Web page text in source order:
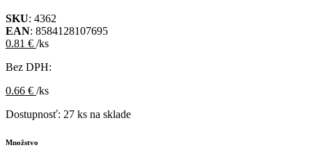
SKU: 4362
EAN: 8584128107695
0.81 € /ks
Bez DPH:
0.66 € /ks
Dostupnosť: 27 ks na sklade
Množstvo